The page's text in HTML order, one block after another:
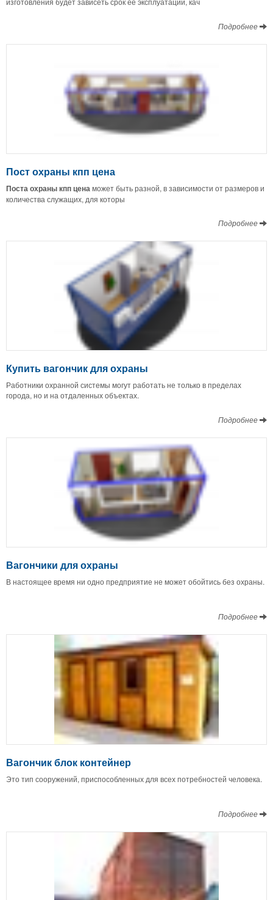
Подробнее
Пост охраны кпп цена
Поста охраны кпп ценаможет быть разной, в зависимости от размеров и
количества служащих, для которы
Подробнее
Купить вагончик для охраны
Работники охранной системы могут работать не только в пределах
города, но и на отдаленных объектах.
Подробнее
Вагончики для охраны
В настоящее время ни одно предприятие не может обойтись без охраны.
Подробнее
Вагончик блок контейнер
Это тип сооружений, приспособленных для всех потребностей человека.
Подробнее